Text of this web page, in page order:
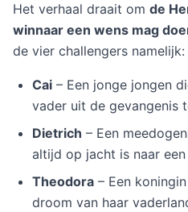
Het verhaal draait om de
winnaar een wens mag
de vier challengers namelijk:
Cai – Een jonge jongen
vader uit de gevangenis
Dietrich – Een
altijd op jacht is naar
Theodora – Een
droom van haar